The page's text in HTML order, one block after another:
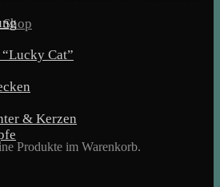
Produkte im Warenkorb.
Cat”
& Kerzen